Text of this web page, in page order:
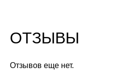
ОТЗЫВЫ
Отзывов еще нет.